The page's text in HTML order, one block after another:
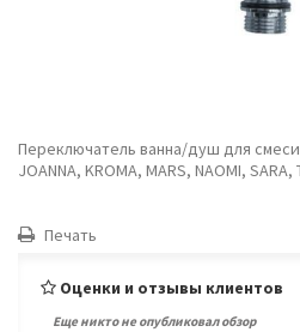
Переключатель ванна/душ для
JOANNA, KROMA, MARS, NAOMI, SARA,
Печать
Оценки и отзывы клиентов
Еще никто не опубликовал обзор